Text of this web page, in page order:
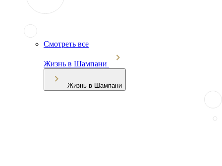
Смотреть все
Жизнь в Шампани
Жизнь в Шампани